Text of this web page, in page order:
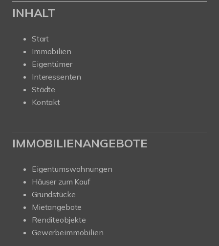
INHALT
Start
Immobilien
Eigentümer
Interessenten
Städte
Kontakt
IMMOBILIENANGEBOTE
Eigentumswohnungen
Häuser zum Kauf
Grundstücke
Mietangebote
Renditeobjekte
Gewerbeimmobilien